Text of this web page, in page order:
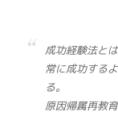
成功経験法とは
常に成功する
る。
原因帰属再教育